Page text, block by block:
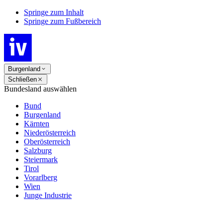
Springe zum Inhalt
Springe zum Fußbereich
Burgenland
Schließen
Bundesland auswählen
Bund
Burgenland
Kärnten
Niederösterreich
Oberösterreich
Salzburg
Steiermark
Tirol
Vorarlberg
Wien
Junge Industrie